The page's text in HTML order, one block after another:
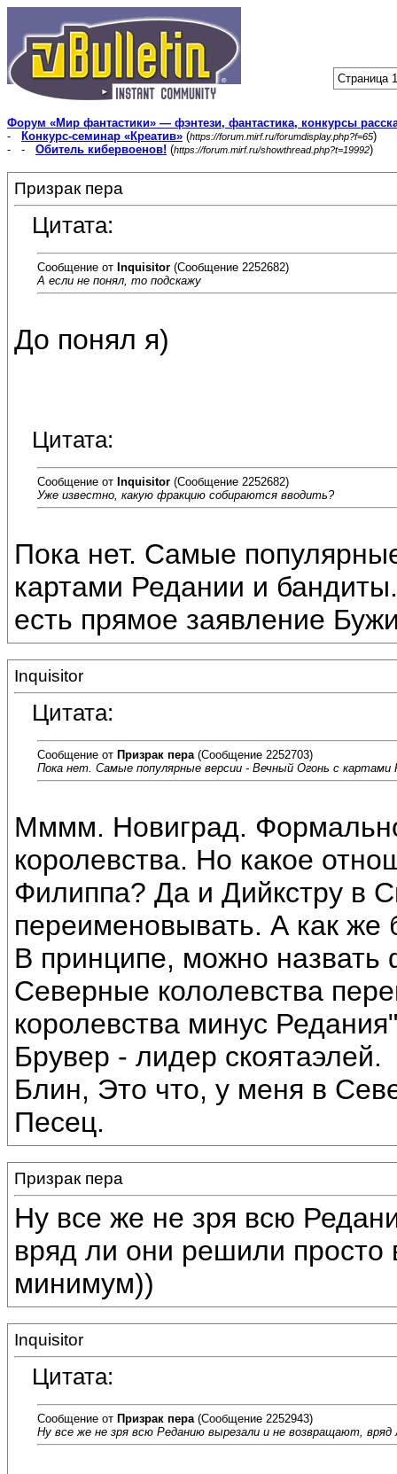
Страница
Форум «Мир фантастики» — фэнтези, фантастика, конкурсы
-
Конкурс-семинар «Креатив» (https://forum.mirf.ru/forumdisplay.php?f=65)
- - Обитель кибервоенов! (https://forum.mirf.ru/showthread.php?t=19992)
Призрак пера
Цитата:
Сообщение от Inquisitor (Сообщение 2252682)
А если не понял, то подскажу
До понял я)
Цитата:
Сообщение от Inquisitor (Сообщение 2252682)
Уже известно, какую фракцию собираются вводить?
Пока нет. Самые
картами Редании и
есть прямое заявление
Inquisitor
Цитата:
Сообщение от Призрак пера (Сообщение 2252703)
Пока нет. Самые популярные версии - Вечный Огонь с картами
Мммм. Новиград.
королевства. Но какое
Филиппа? Да и Дийкстру в
переименовывать. А как же
В принципе, можно
Северные кололевства
королевства минус
Брувер - лидер скоятаэлей.
Блин, Это что, у меня в
Песец.
Призрак пера
Ну все же не зря всю
вряд ли они решили просто
минимум))
Inquisitor
Цитата:
Сообщение от Призрак пера (Сообщение 2252943)
Ну все же не зря всю Реданию вырезали и не возвращают,